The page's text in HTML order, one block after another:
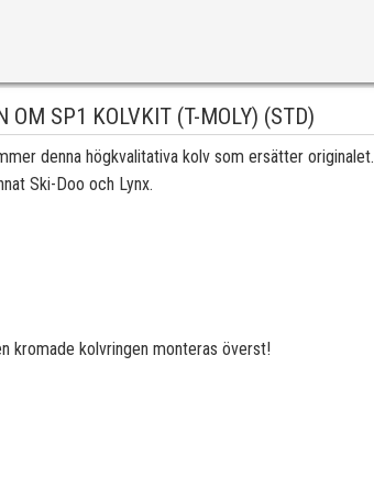
OM SP1 KOLVKIT (T-MOLY) (STD)
denna högkvalitativa kolv som ersätter originalet.
Ski-Doo och Lynx.
kromade kolvringen monteras överst!